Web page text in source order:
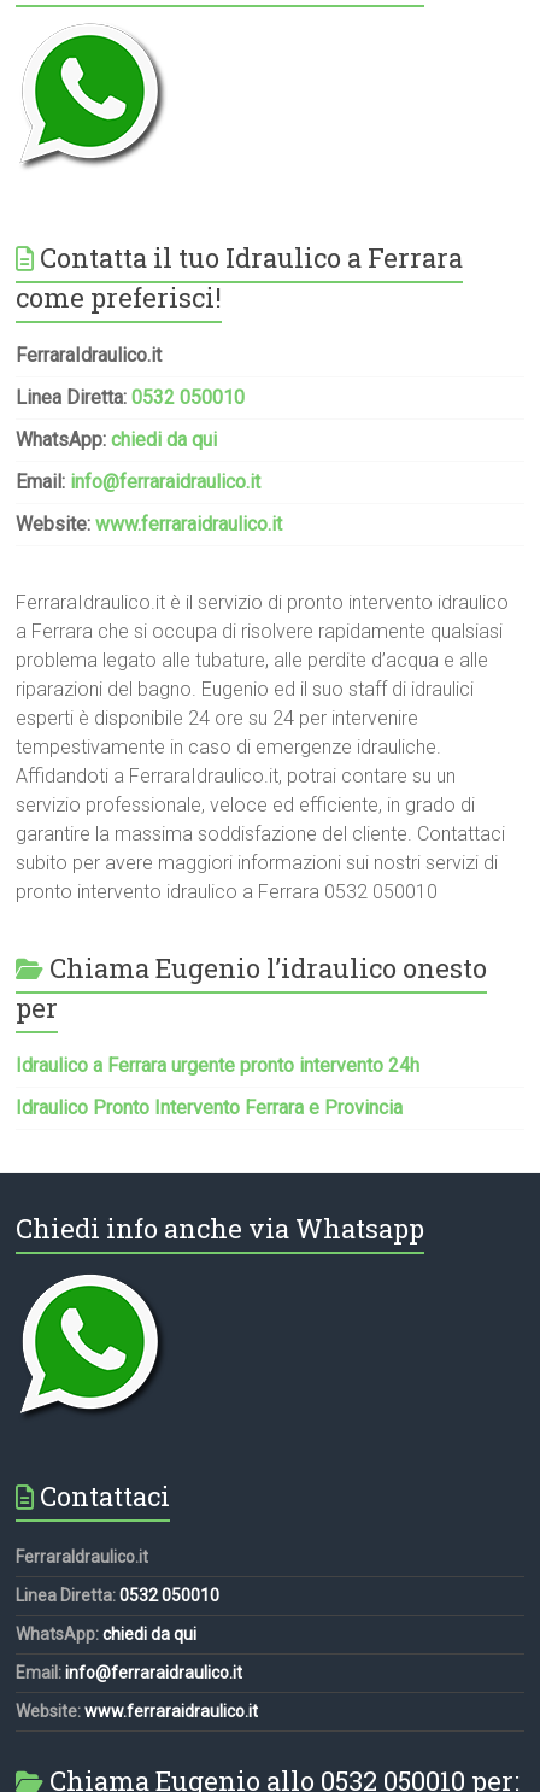
Contatta il tuo Idraulico a Ferrara
come preferisci!
FerraraIdraulico.it
Linea Diretta:0532 050010
WhatsApp:chiedi da qui
Email: info@ferraraidraulico.it
Website:www.ferraraidraulico.it
FerraraIdraulico.it è il servizio di pronto intervento idraulico
a Ferrara che si occupa di risolvere rapidamente qualsiasi
problema legato alle tubature, alle perdite d’acqua e alle
riparazioni del bagno. Eugenio ed il suo staff di idraulici
esperti è disponibile 24 ore su 24 per intervenire
tempestivamente in caso di emergenze idrauliche.
Affidandoti a FerraraIdraulico.it, potrai contare su un
servizio professionale, veloce ed efficiente, in grado di
garantire la massima soddisfazione del cliente. Contattaci
subito per avere maggiori informazioni sui nostri servizi di
pronto intervento idraulico a Ferrara 0532 050010
Chiama Eugenio l’idraulico onesto
per
Idraulico a Ferrara urgente pronto intervento 24h
Idraulico Pronto Intervento Ferrara e Provincia
Chiedi info anche via Whatsapp
Contattaci
FerraraIdraulico.it
Linea Diretta:0532 050010
WhatsApp:chiedi da qui
Email:info@ferraraidraulico.it
Website:www.ferraraidraulico.it
Chiama Eugenio allo 0532 050010 per: